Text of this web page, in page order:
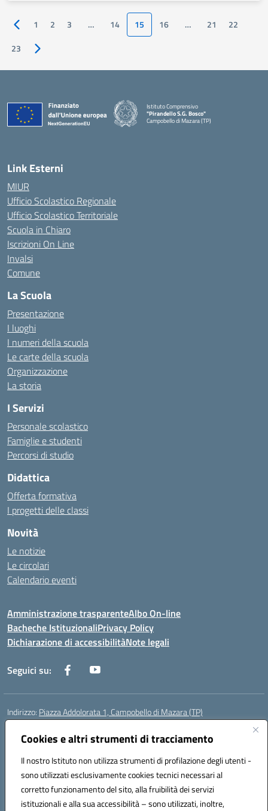
Cookies e altri strumenti di tracciamento
Il nostro Istituto non utilizza strumenti di profilazione degli utenti -
sono utilizzati esclusivamente cookies tecnici necessari al
corretto funzionamento del sito, alla fruibilità dei servizi
istituzionali e alla sua accessibilità – sono utilizzati, inoltre,
Pagina precedente
1 2 3 … 14 15 16 … 21
22
23
Pagina successiva
Istituto Comprensivo
"Pirandello S.G. Bosco"
Campobello di Mazara (TP)
— Visita la pagina iniziale della scuola
Link Esterni
MIUR
Ufficio Scolastico Regionale
Ufficio Scolastico Territoriale
Scuola in Chiaro
Iscrizioni On Line
Invalsi
Comune
La Scuola
Presentazione
I luoghi
I numeri della scuola
Le carte della scuola
Organizzazione
La storia
I Servizi
Personale scolastico
Famiglie e studenti
Percorsi di studio
Didattica
Offerta formativa
I progetti delle classi
Novità
Le notizie
Le circolari
Calendario eventi
Amministrazione trasparenteAlbo On-line
Bacheche IstituzionaliPrivacy Policy
Dichiarazione di accessibilitàNote legali
Seguici su:
Indirizzo: Piazza Addolorata 1, Campobello di Mazara (TP)
Centralino:
Posta elettronica certificata (PEC):tpic81800e@pec.istruzione.it
Codice fiscale: 81000910810
Codice meccanografico:TPIC81800E
Codice Indice delle Pubbliche Amministrazioni (IPA): istsc_tpic81800e
Codice unico di fatturazione (CUF): BAFXZG